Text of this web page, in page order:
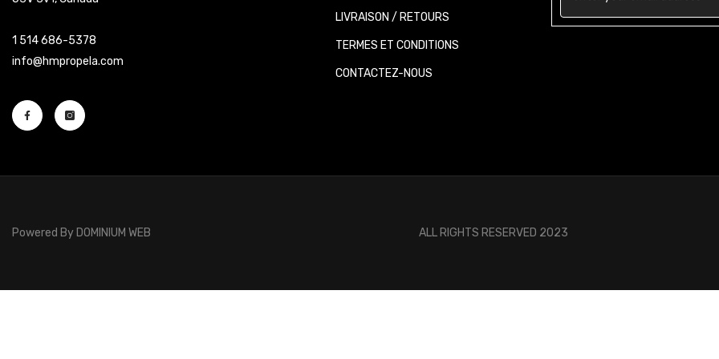
1 514 686-5378
info@hmpropela.com
LIVRAISON / RETOURS
TERMES ET CONDITIONS
CONTACTEZ-NOUS
Powered By DOMINIUM WEB ALL RIGHTS RESERVED 2023